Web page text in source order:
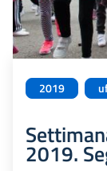
2019
2019.